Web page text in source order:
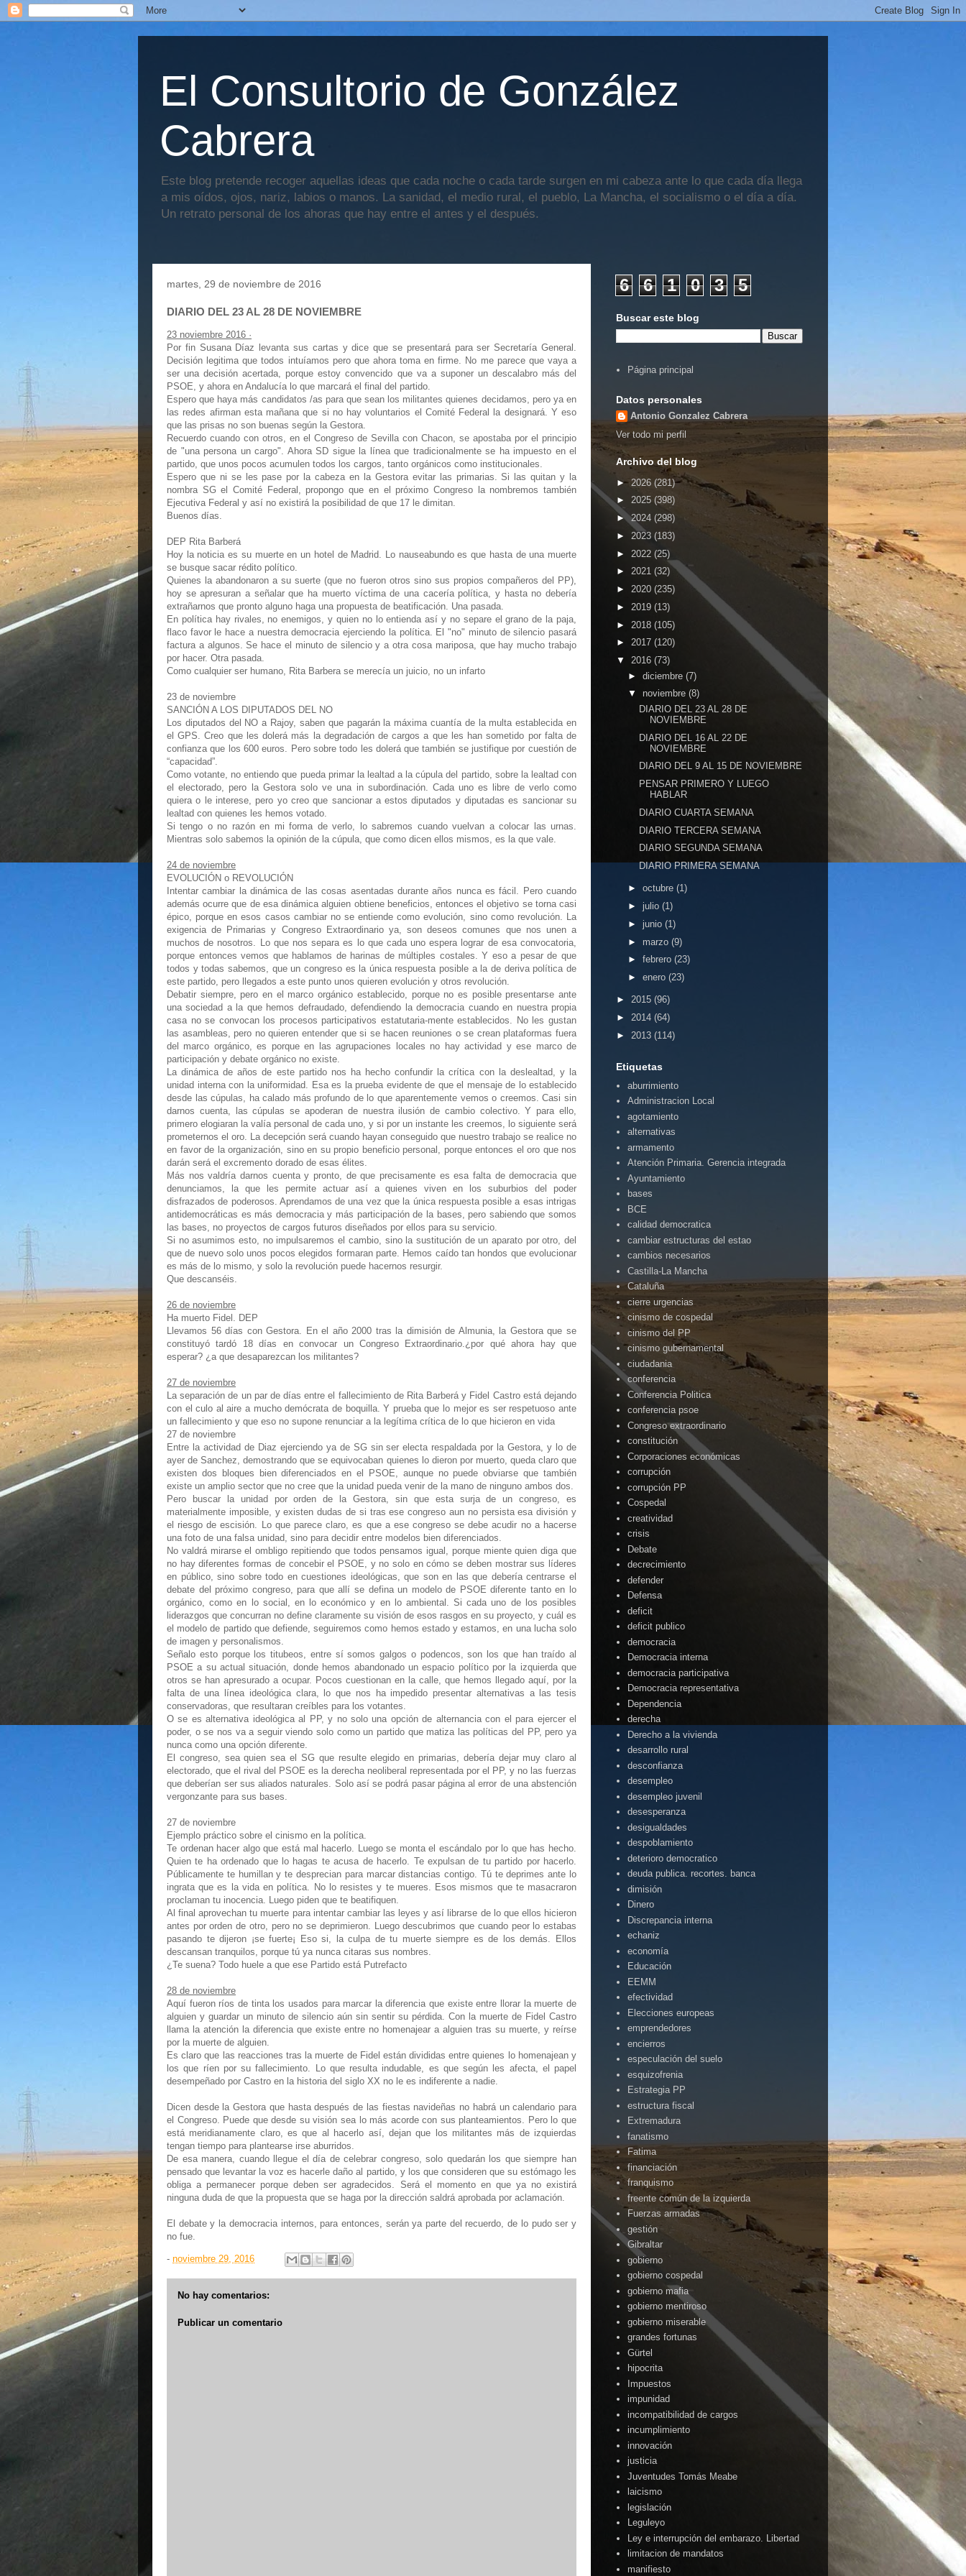
El Consultorio de González
Cabrera
Este blog pretende recoger aquellas ideas que cada noche o cada tarde surgen en mi cabeza ante lo que cada día llega
a mis oídos, ojos, nariz, labios o manos. La sanidad, el medio rural, el pueblo, La Mancha, el socialismo o el día a día.
Un retrato personal de los ahoras que hay entre el antes y el después.
martes, 29 de noviembre de 2016
DIARIO DEL 23 AL 28 DE NOVIEMBRE
23 noviembre 2016 ·
Por fin Susana Díaz levanta sus cartas y dice que se presentará para ser Secretaría General.
Decisión legitima que todos intuíamos pero que ahora toma en firme. No me parece que vaya a
ser una decisión acertada, porque estoy convencido que va a suponer un descalabro más del
PSOE, y ahora en Andalucía lo que marcará el final del partido.
Espero que haya más candidatos /as para que sean los militantes quienes decidamos, pero ya en
las redes afirman esta mañana que si no hay voluntarios el Comité Federal la designará. Y eso
que las prisas no son buenas según la Gestora.
Recuerdo cuando con otros, en el Congreso de Sevilla con Chacon, se apostaba por el principio
de "una persona un cargo". Ahora SD sigue la línea que tradicionalmente se ha impuesto en el
partido, que unos pocos acumulen todos los cargos, tanto orgánicos como institucionales.
Espero que ni se les pase por la cabeza en la Gestora evitar las primarias. Si las quitan y la
nombra SG el Comité Federal, propongo que en el próximo Congreso la nombremos también
Ejecutiva Federal y así no existirá la posibilidad de que 17 le dimitan.
Buenos días.
DEP Rita Barberá
Hoy la noticia es su muerte en un hotel de Madrid. Lo nauseabundo es que hasta de una muerte
se busque sacar rédito político.
Quienes la abandonaron a su suerte (que no fueron otros sino sus propios compañeros del PP),
hoy se apresuran a señalar que ha muerto víctima de una cacería política, y hasta no debería
extrañarnos que pronto alguno haga una propuesta de beatificación. Una pasada.
En política hay rivales, no enemigos, y quien no lo entienda así y no separe el grano de la paja,
flaco favor le hace a nuestra democracia ejerciendo la política. El "no" minuto de silencio pasará
factura a algunos. Se hace el minuto de silencio y a otra cosa mariposa, que hay mucho trabajo
por hacer. Otra pasada.
Como cualquier ser humano, Rita Barbera se merecía un juicio, no un infarto
23 de noviembre
SANCIÓN A LOS DIPUTADOS DEL NO
Los diputados del NO a Rajoy, saben que pagarán la máxima cuantía de la multa establecida en
el GPS. Creo que les dolerá más la degradación de cargos a que les han sometido por falta de
confianza que los 600 euros. Pero sobre todo les dolerá que también se justifique por cuestión de
“capacidad”.
Como votante, no entiendo que pueda primar la lealtad a la cúpula del partido, sobre la lealtad con
el electorado, pero la Gestora solo ve una in subordinación. Cada uno es libre de verlo como
quiera o le interese, pero yo creo que sancionar a estos diputados y diputadas es sancionar su
lealtad con quienes les hemos votado.
Si tengo o no razón en mi forma de verlo, lo sabremos cuando vuelvan a colocar las urnas.
Mientras solo sabemos la opinión de la cúpula, que como dicen ellos mismos, es la que vale.
24 de noviembre
EVOLUCIÓN o REVOLUCIÓN
Intentar cambiar la dinámica de las cosas asentadas durante años nunca es fácil. Pero cuando
además ocurre que de esa dinámica alguien obtiene beneficios, entonces el objetivo se torna casi
épico, porque en esos casos cambiar no se entiende como evolución, sino como revolución. La
exigencia de Primarias y Congreso Extraordinario ya, son deseos comunes que nos unen a
muchos de nosotros. Lo que nos separa es lo que cada uno espera lograr de esa convocatoria,
porque entonces vemos que hablamos de harinas de múltiples costales. Y eso a pesar de que
todos y todas sabemos, que un congreso es la única respuesta posible a la de deriva política de
este partido, pero llegados a este punto unos quieren evolución y otros revolución.
Debatir siempre, pero en el marco orgánico establecido, porque no es posible presentarse ante
una sociedad a la que hemos defraudado, defendiendo la democracia cuando en nuestra propia
casa no se convocan los procesos participativos estatutaria-mente establecidos. No les gustan
las asambleas, pero no quieren entender que si se hacen reuniones o se crean plataformas fuera
del marco orgánico, es porque en las agrupaciones locales no hay actividad y ese marco de
participación y debate orgánico no existe.
La dinámica de años de este partido nos ha hecho confundir la crítica con la deslealtad, y la
unidad interna con la uniformidad. Esa es la prueba evidente de que el mensaje de lo establecido
desde las cúpulas, ha calado más profundo de lo que aparentemente vemos o creemos. Casi sin
darnos cuenta, las cúpulas se apoderan de nuestra ilusión de cambio colectivo. Y para ello,
primero elogiaran la valía personal de cada uno, y si por un instante les creemos, lo siguiente será
prometernos el oro. La decepción será cuando hayan conseguido que nuestro trabajo se realice no
en favor de la organización, sino en su propio beneficio personal, porque entonces el oro que nos
darán será el excremento dorado de esas élites.
Más nos valdría darnos cuenta y pronto, de que precisamente es esa falta de democracia que
denunciamos, la que les permite actuar así a quienes viven en los suburbios del poder
disfrazados de poderosos. Aprendamos de una vez que la única respuesta posible a esas intrigas
antidemocráticas es más democracia y más participación de la bases, pero sabiendo que somos
las bases, no proyectos de cargos futuros diseñados por ellos para su servicio.
Si no asumimos esto, no impulsaremos el cambio, sino la sustitución de un aparato por otro, del
que de nuevo solo unos pocos elegidos formaran parte. Hemos caído tan hondos que evolucionar
es más de lo mismo, y solo la revolución puede hacernos resurgir.
Que descanséis.
26 de noviembre
Ha muerto Fidel. DEP
Llevamos 56 días con Gestora. En el año 2000 tras la dimisión de Almunia, la Gestora que se
constituyó tardó 18 días en convocar un Congreso Extraordinario.¿por qué ahora hay que
esperar? ¿a que desaparezcan los militantes?
27 de noviembre
La separación de un par de días entre el fallecimiento de Rita Barberá y Fidel Castro está dejando
con el culo al aire a mucho demócrata de boquilla. Y prueba que lo mejor es ser respetuoso ante
un fallecimiento y que eso no supone renunciar a la legítima crítica de lo que hicieron en vida
27 de noviembre
Entre la actividad de Diaz ejerciendo ya de SG sin ser electa respaldada por la Gestora, y lo de
ayer de Sanchez, demostrando que se equivocaban quienes lo dieron por muerto, queda claro que
existen dos bloques bien diferenciados en el PSOE, aunque no puede obviarse que también
existe un amplio sector que no cree que la unidad pueda venir de la mano de ninguno ambos dos.
Pero buscar la unidad por orden de la Gestora, sin que esta surja de un congreso, es
materialmente imposible, y existen dudas de si tras ese congreso aun no persista esa división y
el riesgo de escisión. Lo que parece claro, es que a ese congreso se debe acudir no a hacerse
una foto de una falsa unidad, sino para decidir entre modelos bien diferenciados.
No valdrá mirarse el ombligo repitiendo que todos pensamos igual, porque miente quien diga que
no hay diferentes formas de concebir el PSOE, y no solo en cómo se deben mostrar sus líderes
en público, sino sobre todo en cuestiones ideológicas, que son en las que debería centrarse el
debate del próximo congreso, para que allí se defina un modelo de PSOE diferente tanto en lo
orgánico, como en lo social, en lo económico y en lo ambiental. Si cada uno de los posibles
liderazgos que concurran no define claramente su visión de esos rasgos en su proyecto, y cuál es
el modelo de partido que defiende, seguiremos como hemos estado y estamos, en una lucha solo
de imagen y personalismos.
Señalo esto porque los titubeos, entre sí somos galgos o podencos, son los que han traído al
PSOE a su actual situación, donde hemos abandonado un espacio político por la izquierda que
otros se han apresurado a ocupar. Pocos cuestionan en la calle, que hemos llegado aquí, por la
falta de una línea ideológica clara, lo que nos ha impedido presentar alternativas a las tesis
conservadoras, que resultaran creíbles para los votantes.
O se es alternativa ideológica al PP, y no solo una opción de alternancia con el para ejercer el
poder, o se nos va a seguir viendo solo como un partido que matiza las políticas del PP, pero ya
nunca como una opción diferente.
El congreso, sea quien sea el SG que resulte elegido en primarias, debería dejar muy claro al
electorado, que el rival del PSOE es la derecha neoliberal representada por el PP, y no las fuerzas
que deberían ser sus aliados naturales. Solo así se podrá pasar página al error de una abstención
vergonzante para sus bases.
27 de noviembre
Ejemplo práctico sobre el cinismo en la política.
Te ordenan hacer algo que está mal hacerlo. Luego se monta el escándalo por lo que has hecho.
Quien te ha ordenado que lo hagas te acusa de hacerlo. Te expulsan de tu partido por hacerlo.
Públicamente te humillan y te desprecian para marcar distancias contigo. Tú te deprimes ante lo
ingrata que es la vida en política. No lo resistes y te mueres. Esos mismos que te masacraron
proclaman tu inocencia. Luego piden que te beatifiquen.
Al final aprovechan tu muerte para intentar cambiar las leyes y así librarse de lo que ellos hicieron
antes por orden de otro, pero no se deprimieron. Luego descubrimos que cuando peor lo estabas
pasando te dijeron ¡se fuerte¡ Eso si, la culpa de tu muerte siempre es de los demás. Ellos
descansan tranquilos, porque tú ya nunca citaras sus nombres.
¿Te suena? Todo huele a que ese Partido está Putrefacto
28 de noviembre
Aquí fueron ríos de tinta los usados para marcar la diferencia que existe entre llorar la muerte de
alguien y guardar un minuto de silencio aún sin sentir su pérdida. Con la muerte de Fidel Castro
llama la atención la diferencia que existe entre no homenajear a alguien tras su muerte, y reírse
por la muerte de alguien.
Es claro que las reacciones tras la muerte de Fidel están divididas entre quienes lo homenajean y
los que ríen por su fallecimiento. Lo que resulta indudable, es que según les afecta, el papel
desempeñado por Castro en la historia del siglo XX no le es indiferente a nadie.
Dicen desde la Gestora que hasta después de las fiestas navideñas no habrá un calendario para
el Congreso. Puede que desde su visión sea lo más acorde con sus planteamientos. Pero lo que
está meridianamente claro, es que al hacerlo así, dejan que los militantes más de izquierdas
tengan tiempo para plantearse irse aburridos.
De esa manera, cuando llegue el día de celebrar congreso, solo quedarán los que siempre han
pensado que levantar la voz es hacerle daño al partido, y los que consideren que su estómago les
obliga a permanecer porque deben ser agradecidos. Será el momento en que ya no existirá
ninguna duda de que la propuesta que se haga por la dirección saldrá aprobada por aclamación.
El debate y la democracia internos, para entonces, serán ya parte del recuerdo, de lo pudo ser y
no fue.
- noviembre 29, 2016
No hay comentarios:
Publicar un comentario
6 6 1 0 3 5
Buscar este blog
Página principal
Datos personales
Antonio Gonzalez Cabrera
Ver todo mi perfil
Archivo del blog
► 2026 (281)
► 2025 (398)
►2024 (298)
► 2023 (183)
► 2022 (25)
► 2021 (32)
► 2020 (235)
► 2019 (13)
► 2018 (105)
► 2017 (120)
▼ 2016 (73)
► diciembre (7)
▼ noviembre (8)
DIARIO DEL 23 AL 28 DE
NOVIEMBRE
DIARIO DEL 16 AL 22 DE
NOVIEMBRE
DIARIO DEL 9 AL 15 DE NOVIEMBRE
PENSAR PRIMERO Y LUEGO
HABLAR
DIARIO CUARTA SEMANA
DIARIO TERCERA SEMANA
DIARIO SEGUNDA SEMANA
DIARIO PRIMERA SEMANA
► octubre (1)
► julio (1)
► junio (1)
► marzo (9)
► febrero (23)
► enero (23)
► 2015 (96)
► 2014 (64)
► 2013 (114)
Etiquetas
aburrimiento
Administracion Local
agotamiento
alternativas
armamento
Atención Primaria. Gerencia integrada
Ayuntamiento
bases
BCE
calidad democratica
cambiar estructuras del estao
cambios necesarios
Castilla-La Mancha
Cataluña
cierre urgencias
cinismo de cospedal
cinismo del PP
cinismo gubernamental
ciudadania
conferencia
Conferencia Politica
conferencia psoe
Congreso extraordinario
constitución
Corporaciones económicas
corrupción
corrupción PP
Cospedal
creatividad
crisis
Debate
decrecimiento
defender
Defensa
deficit
deficit publico
democracia
Democracia interna
democracia participativa
Democracia representativa
Dependencia
derecha
Derecho a la vivienda
desarrollo rural
desconfianza
desempleo
desempleo juvenil
desesperanza
desigualdades
despoblamiento
deterioro democratico
deuda publica. recortes. banca
dimisión
Dinero
Discrepancia interna
echaniz
economía
Educación
EEMM
efectividad
Elecciones europeas
emprendedores
encierros
especulación del suelo
esquizofrenia
Estrategia PP
estructura fiscal
Extremadura
fanatismo
Fatima
financiación
franquismo
freente común de la izquierda
Fuerzas armadas
gestión
Gibraltar
gobierno
gobierno cospedal
gobierno mafia
gobierno mentiroso
gobierno miserable
grandes fortunas
Gürtel
hipocrita
Impuestos
impunidad
incompatibilidad de cargos
incumplimiento
innovación
justicia
Juventudes Tomás Meabe
laicismo
legislación
Leguleyo
Ley e interrupción del embarazo. Libertad
limitacion de mandatos
manifiesto